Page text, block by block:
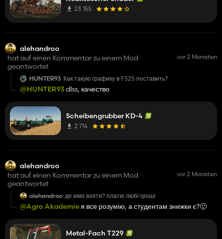
23 155
alehandroo
hat auf einen Kommentar zu einem Mod
geantwortet
vor 2 Monaten
HUNTER93 Как такую графику в FS25 поставить?
@HUNTER93dlss, качество
Scheibengrubber KD-4
2 714
alehandroo
hat auf einen Kommentar zu einem Mod
geantwortet
vor 2 Monaten
alehandroo де юмз взяти? платю любі гроші
@Agro Akademieя все розумію, а студентам знижки є?🙂
Metal-Fach T229